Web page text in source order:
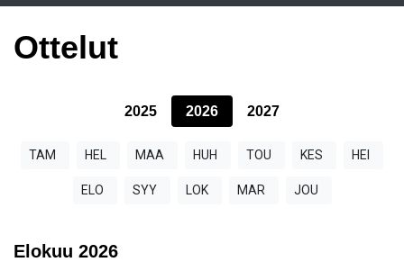
Ottelut
2025 2026 2027
TAM HEL MAA HUH TOU KES HEI
ELO SYY LOK MAR JOU
Elokuu 2026